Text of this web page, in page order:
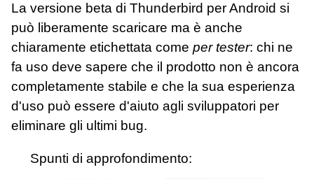
La versione beta di Thunderbird per Android si
può liberamente scaricare ma è anche
chiaramente etichettata come per tester: chi ne
fa uso deve sapere che il prodotto non è ancora
completamente stabile e che la sua esperienza
d'uso può essere d'aiuto agli sviluppatori per
eliminare gli ultimi bug.
Spunti di approfondimento: